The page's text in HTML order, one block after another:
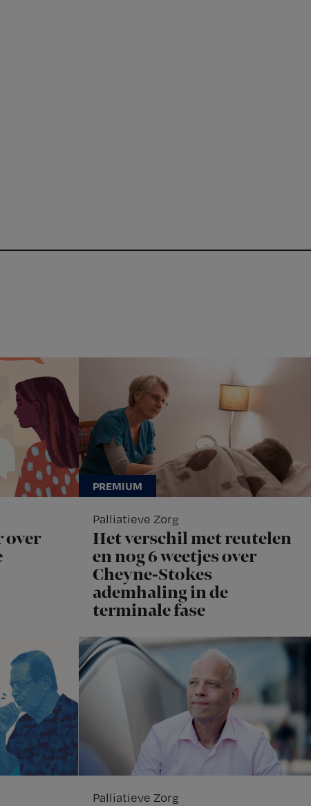
over
Palliatieve Zorg
Het verschil met reutelen
en nog 6 weetjes over
Cheyne-Stokes
ademhaling in de
terminale fase
Palliatieve Zorg